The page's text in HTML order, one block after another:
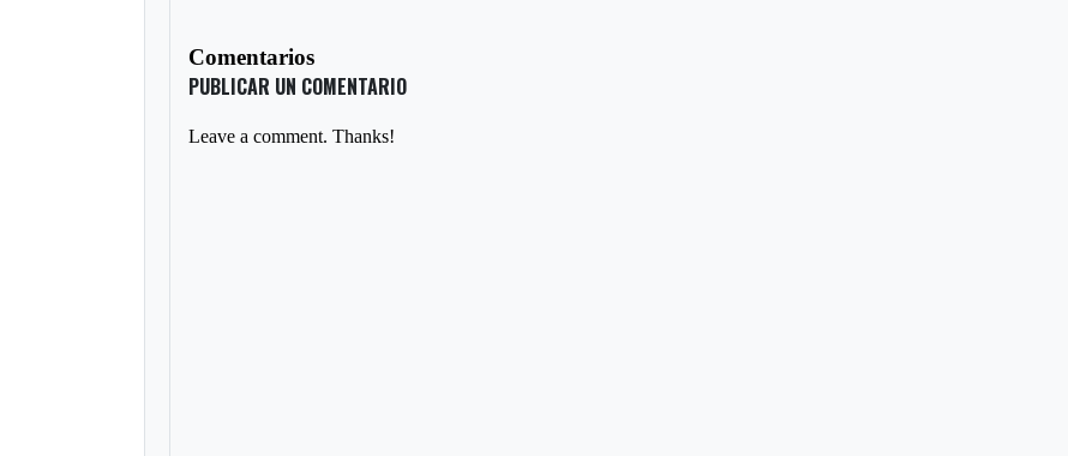
Comentarios
PUBLICAR UN COMENTARIO
Leave a comment. Thanks!